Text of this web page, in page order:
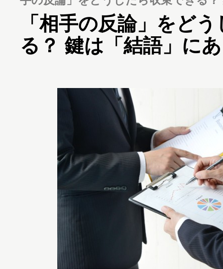
「相手の反論」をど
る？ 鍵は「結語」に